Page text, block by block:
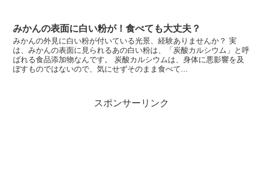
みかんの表面に白い粉が！食べても大丈夫？
みかんの外見に白い粉が付いている光景、経験ありませんか？ 実
は、みかんの表面に見られるあの白い粉は、「炭酸カルシウム」と呼
ばれる食品添加物なんです。 炭酸カルシウムは、身体に悪影響を及
ぼすものではないので、気にせずそのまま食べて...
スポンサーリンク